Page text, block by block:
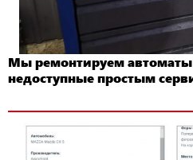
Мы ремонтируем
недоступные простым